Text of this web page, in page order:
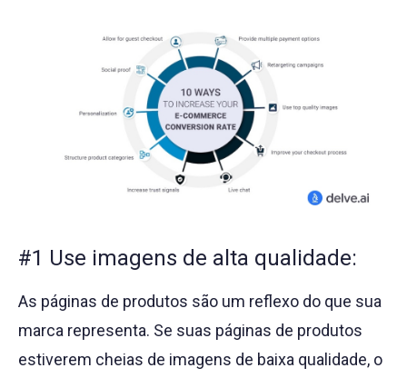
#1 Use imagens de alta qualidade:
As páginas de produtos são um reflexo do que sua
marca representa. Se suas páginas de produtos
estiverem cheias de imagens de baixa qualidade, o